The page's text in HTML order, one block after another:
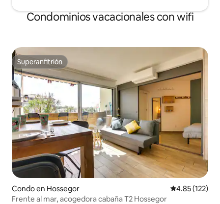
Condominios vacacionales con wifi
Superanfitrión
Superanfitrión
Condo en Hossegor Calificación
4.85 (122)
Frente al mar, acogedora cabaña T2 Hossegor